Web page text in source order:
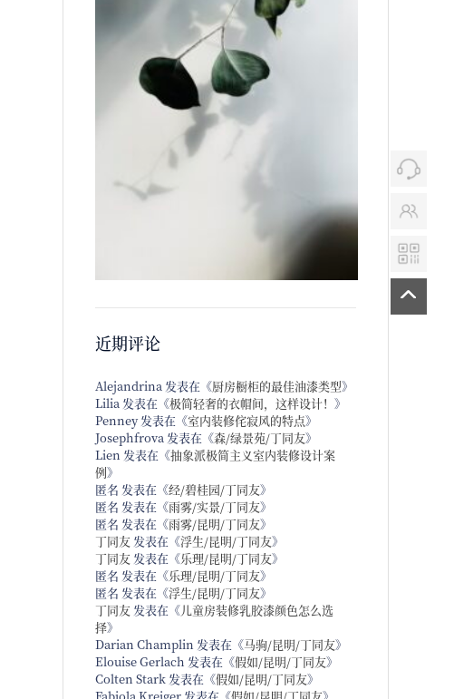
近期评论
Alejandrina 发表在《厨房橱柜的最佳油漆类型》
Lilia 发表在《极简轻奢的衣帽间，这样设计！ 》
Penney发表在《室内装修侘寂风的特点》
Josephfrova 发表在《森/绿景苑/丁同友》
Lien 发表在《抽象派极简主义室内装修设计案
例》
匿名 发表在《经/碧桂园/丁同友》
匿名 发表在《雨雾/实景/丁同友》
匿名 发表在《雨雾/昆明/丁同友》
丁同友 发表在《浮生/昆明/丁同友》
丁同友 发表在《乐理/昆明/丁同友》
匿名 发表在《乐理/昆明/丁同友》
匿名 发表在《浮生/昆明/丁同友》
丁同友 发表在《儿童房装修乳胶漆颜色怎么选
择》
Darian Champlin 发表在《马驹/昆明/丁同友》
Elouise Gerlach 发表在《假如/昆明/丁同友》
Colten Stark 发表在《假如/昆明/丁同友》